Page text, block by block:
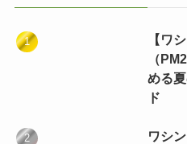
【ワ
（
める
ド
ワシ